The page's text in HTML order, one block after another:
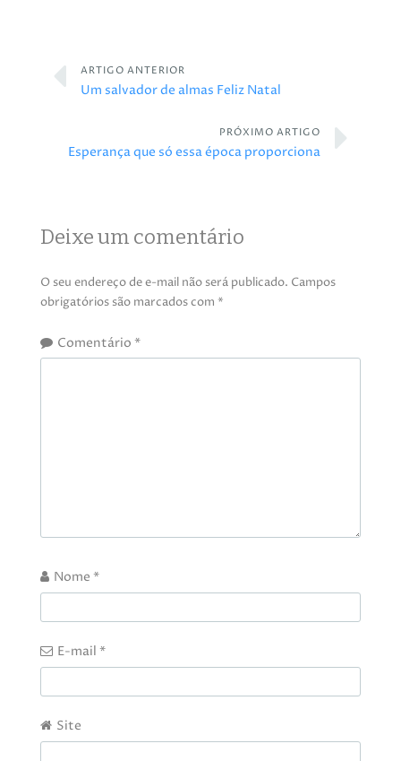
ARTIGO ANTERIOR
Um salvador de almas Feliz Natal
PRÓXIMO ARTIGO
Esperança que só essa época proporciona
Deixe um comentário
O seu endereço de e-mail não será publicado. Campos
obrigatórios são marcados com *
Comentário *
Nome *
E-mail *
Site